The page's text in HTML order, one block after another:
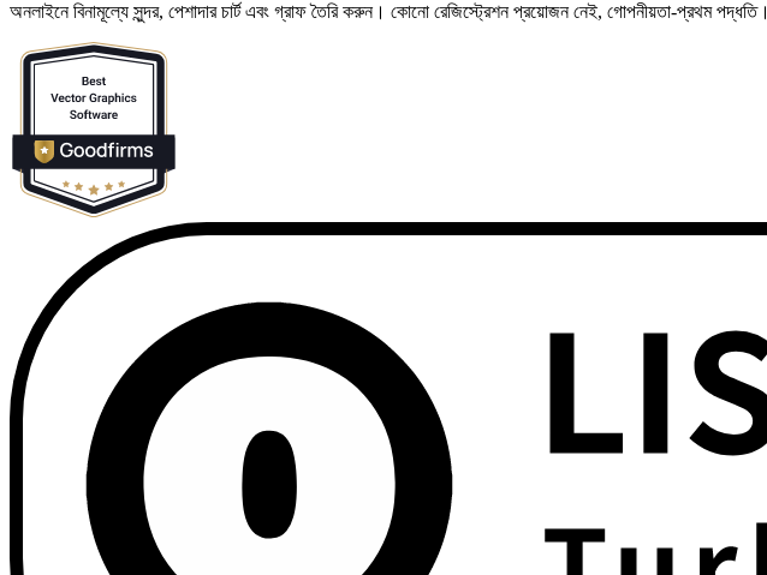
অনলাইনে বিনামূল্যে সুন্দর, পেশাদার চার্ট এবং গ্রাফ তৈরি করুন। কোনো রেজিস্ট্রেশন প্রয়োজন নেই, গোপনীয়তা-প্রথম পদ্ধতি।